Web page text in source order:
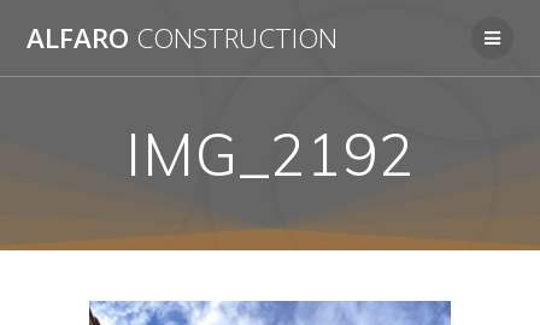
au
ALFARO CONSTRUCTION
IMG_2192